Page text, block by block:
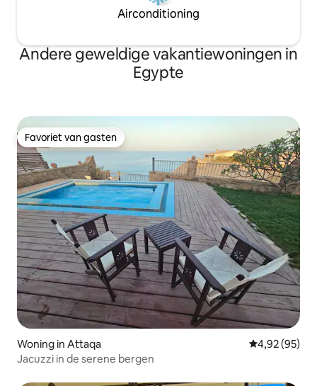
Airconditioning
Andere geweldige vakantiewoningen in
Egypte
Favoriet van gasten
Favoriet van gasten
Woning in Attaqa Gemiddelde
4,92 (95)
Jacuzzi in de serene bergen